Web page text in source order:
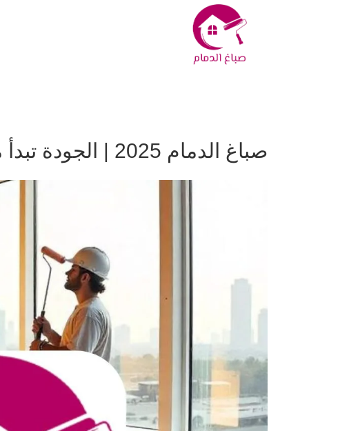
صباغ الدمام 2025 | الجودة تبدأ من هنا مع ترميم واصباغ الدمام